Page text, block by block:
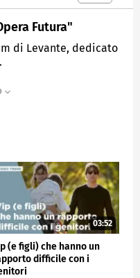
Futura"
di Levante, dedicato
03:52
(e figli) che hanno un
difficile con i